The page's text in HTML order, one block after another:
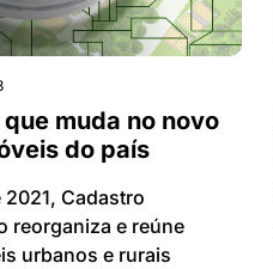
que muda no novo
do país
Cadastro
reorganiza e reúne
urbanos e rurais